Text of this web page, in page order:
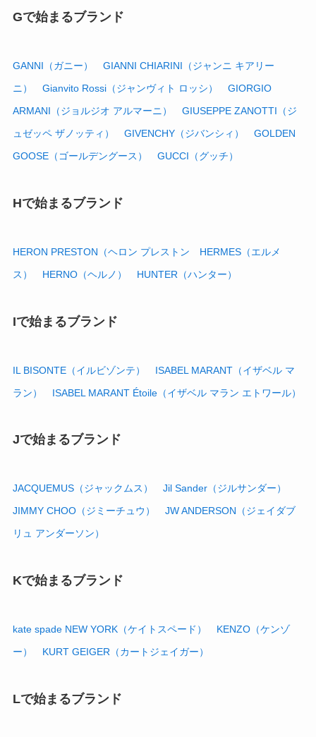
Gで始まるブランド
GANNI（ガニー）
GIANNI CHIARINI（ジャンニ キアリー
ニ）
Gianvito Rossi（ジャンヴィト ロッシ）
GIORGIO
ARMANI（ジョルジオ アルマーニ）
GIUSEPPE ZANOTTI（ジ
ュゼッペ ザノッティ）
GIVENCHY（ジバンシィ）
GOLDEN
GOOSE（ゴールデングース）
GUCCI（グッチ）
Hで始まるブランド
HERON PRESTON（ヘロン プレストン
HERMES（エルメ
ス）
HERNO（ヘルノ） HUNTER（ハンター）
Iで始まるブランド
IL BISONTE（イルビゾンテ）
ISABEL MARANT（イザベル マ
ラン）
ISABEL MARANT Étoile（イザベル マラン エトワール）
Jで始まるブランド
JACQUEMUS（ジャックムス）
Jil Sander（ジルサンダー）
JIMMY CHOO（ジミーチュウ）
JW ANDERSON（ジェイダブ
リュ アンダーソン）
Kで始まるブランド
kate spade NEW YORK（ケイトスペード）
KENZO（ケンゾ
ー）
KURT GEIGER（カートジェイガー）
Lで始まるブランド